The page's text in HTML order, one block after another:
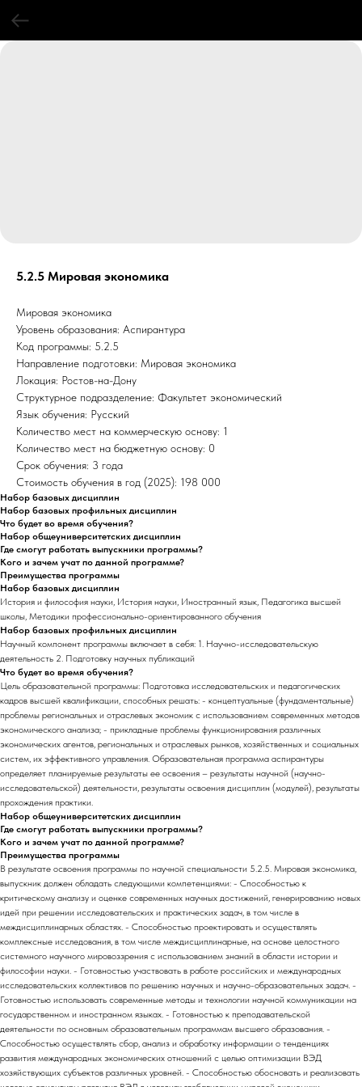
5.2.5 Мировая экономика
Мировая экономика
Уровень образования: Аспирантура
Код программы: 5.2.5
Направление подготовки: Мировая экономика
Локация: Ростов-на-Дону
Структурное подразделение: Факультет экономический
Язык обучения: Русский
Количество мест на коммерческую основу: 1
Количество мест на бюджетную основу: 0
Срок обучения: 3 года
Стоимость обучения в год (2025): 198 000
Набор базовых дисциплин
Набор базовых профильных дисциплин
Что будет во время обучения?
Набор общеуниверситетских дисциплин
Где смогут работать выпускники программы?
Кого и зачем учат по данной программе?
Преимущества программы
Набор базовых дисциплин
История и философия науки, История науки, Иностранный язык, Педагогика высшей
школы, Методики профессионально-ориентированного обучения
Набор базовых профильных дисциплин
Научный компонент программы включает в себя: 1. Научно-исследовательскую
деятельность 2. Подготовку научных публикаций
Что будет во время обучения?
Цель образовательной программы: Подготовка исследовательских и педагогических
кадров высшей квалификации, способных решать: - концептуальные (фундаментальные)
проблемы региональных и отраслевых экономик с использованием современных методов
экономического анализа; - прикладные проблемы функционирования различных
экономических агентов, региональных и отраслевых рынков, хозяйственных и социальных
систем, их эффективного управления. Образовательная программа аспирантуры
определяет планируемые результаты ее освоения – результаты научной (научно-
исследовательской) деятельности, результаты освоения дисциплин (модулей), результаты
прохождения практики.
Набор общеуниверситетских дисциплин
Где смогут работать выпускники программы?
Кого и зачем учат по данной программе?
Преимущества программы
В результате освоения программы по научной специальности 5.2.5. Мировая экономика,
выпускник должен обладать следующими компетенциями: - Способностью к
критическому анализу и оценке современных научных достижений, генерированию новых
идей при решении исследовательских и практических задач, в том числе в
междисциплинарных областях. - Способностью проектировать и осуществлять
комплексные исследования, в том числе междисциплинарные, на основе целостного
системного научного мировоззрения с использованием знаний в области истории и
философии науки. - Готовностью участвовать в работе российских и международных
исследовательских коллективов по решению научных и научно-образовательных задач. -
Готовностью использовать современные методы и технологии научной коммуникации на
государственном и иностранном языках. - Готовностью к преподавательской
деятельности по основным образовательным программам высшего образования. -
Способностью осуществлять сбор, анализ и обработку информации о тенденциях
развития международных экономических отношений с целью оптимизации ВЭД
хозяйствующих субъектов различных уровней. - Способностью обосновать и реализовать